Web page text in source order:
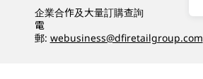
企業合作及大量訂購查詢
電
郵: webusiness@dfiretailgroup.com